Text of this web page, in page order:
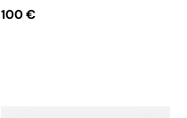
100 €